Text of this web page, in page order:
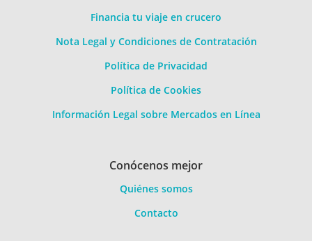
Financia tu viaje en crucero
Nota Legal y Condiciones de Contratación
Política de Privacidad
Política de Cookies
Información Legal sobre Mercados en Línea
Conócenos mejor
Quiénes somos
Contacto